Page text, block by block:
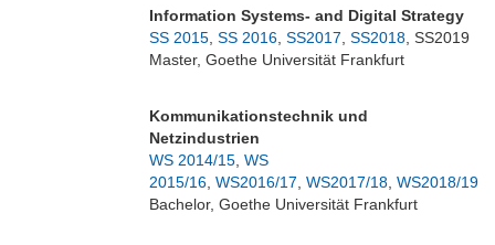
Information Systems- and Digital Strategy
SS 2015 SS 2016 SS2017 SS2018 , SS2019
Master, Goethe Universität Frankfurt
Kommunikationstechnik und
Netzindustrien
WS 2014/15 WS
2015/16 WS2016/17 WS2017/18 WS2018/19
Bachelor, Goethe Universität Frankfurt